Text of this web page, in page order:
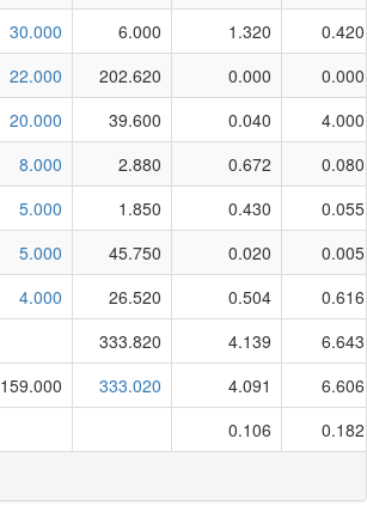
30.000 6.000 1.320
0.420
22.000 202.620 0.000
0.000
20.000 39.600 0.040
4.000
8.000 2.880 0.672
0.080
5.000 1.850 0.430
0.055
5.000 45.750 0.020
0.005
4.000 26.520 0.504
0.616
333.820 4.139
6.643
159.000 333.020 4.091
6.606
0.106
0.182